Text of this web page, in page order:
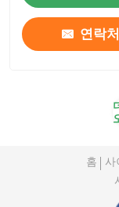
연락처
홈 사